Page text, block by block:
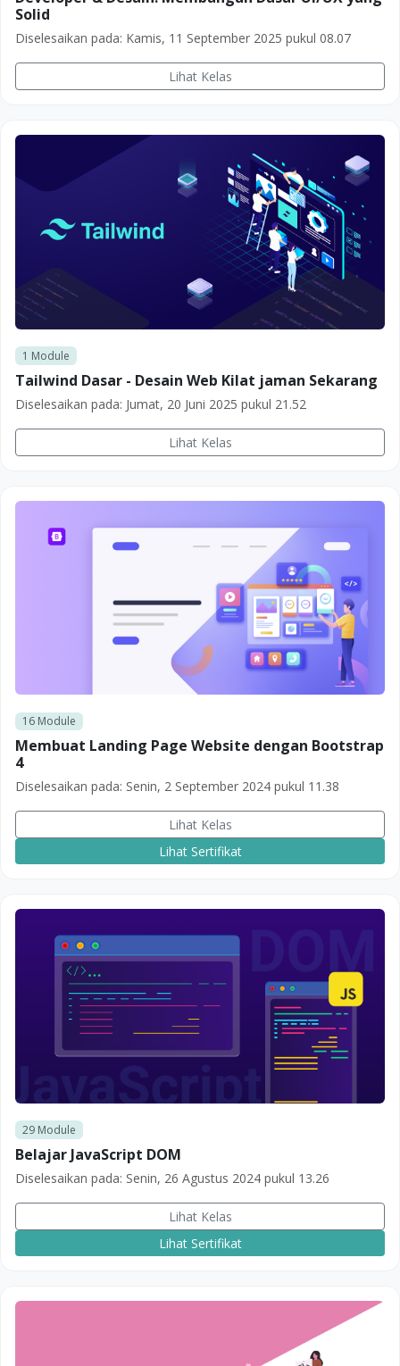
Solid
Diselesaikan pada: Kamis, 11 September 2025 pukul 08.07
Lihat Kelas
1 Module
Tailwind Dasar - Desain Web Kilat jaman Sekarang
Diselesaikan pada: Jumat, 20 Juni 2025 pukul 21.52
Lihat Kelas
16Module
Membuat Landing Page Website dengan Bootstrap
4
Diselesaikan pada: Senin, 2 September 2024 pukul 11.38
Lihat Kelas
Lihat Sertifikat
29Module
Belajar JavaScript DOM
Diselesaikan pada: Senin, 26 Agustus 2024 pukul 13.26
Lihat Kelas
Lihat Sertifikat